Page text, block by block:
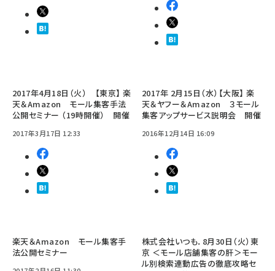
2017年4月18日（火） 【東京】 楽
天＆Amazon モール集客手法
公開セミナー （19時開催） 開催
2017年3月17日 12:33
2017年 2月15日（水）【大阪】 楽
天＆ヤフー＆Amazon ３モール
集客アップサービス説明会 開催
2016年12月14日 16:09
楽天＆Amazon モール集客手
法公開セミナー
株式会社いつも．8月30日（火）東
京 ＜モール店舗集客の肝＞モー
ル別検索連動広告の徹底攻略セ